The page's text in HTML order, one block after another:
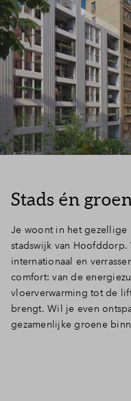
Stads én
Je woont in het gezellige
stadswijk van Hoofddorp.
internationaal en
comfort: van de
vloerverwarming tot de
brengt. Wil je even
gezamenlijke groene